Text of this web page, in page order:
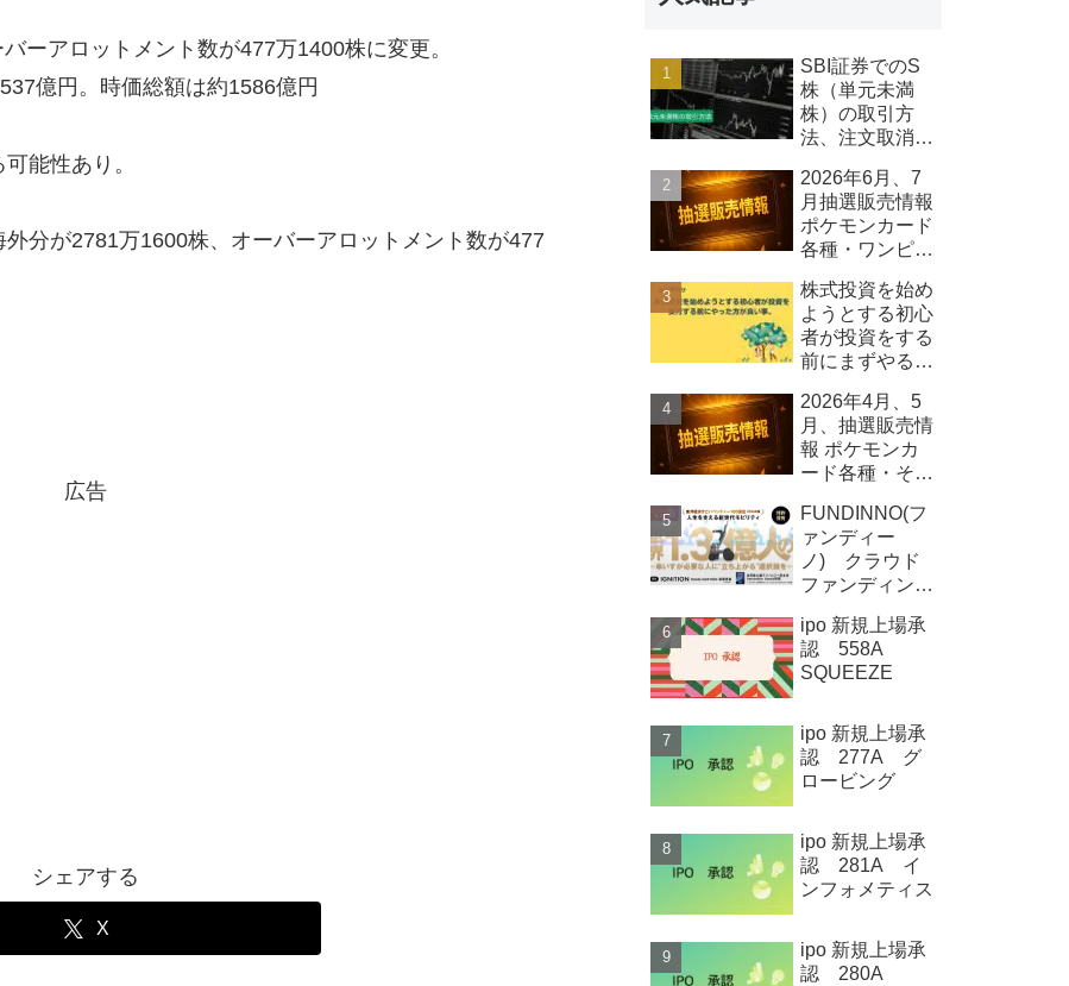
ーアロットメント数が477万1400株に変更。
億円。時価総額は約1586億円
能性あり。
分が2781万1600株、オーバーアロットメント数が477
広告
シェアする
X
SBI証券でのS
株（単元未満
株）の取引方
法、注文取消し
いて
2026年6月、7
月抽選販売情報
ポケモンカード
各種・ワンピー
その他
株式投資を始め
ようとする初心
者が投資をする
前にまずやるべ
2026年4月、5
月、抽選販売情
報 ポケモンカ
ード各種・その
FUNDINNO(フ
ァンディー
ノ) クラウド
ファンディング
報 Qolo株式
会社
ipo 新規上場承
認 558A
SQUEEZE
ipo 新規上場承
認 277A グ
ロービング
ipo 新規上場承
認 281A イ
ンフォメティス
ipo 新規上場承
認 280A